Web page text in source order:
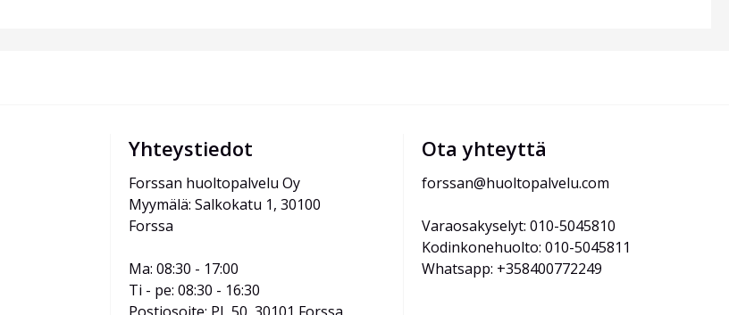
Yhteystiedot
Forssan huoltopalvelu Oy
Myymälä: Salkokatu 1, 30100
Forssa
Ma: 08:30 - 17:00
Ti - pe: 08:30 - 16:30
Ota yhteyttä
forssan@huoltopalvelu.com
Varaosakyselyt: 010-5045810
Kodinkonehuolto: 010-5045811
Whatsapp: +358400772249